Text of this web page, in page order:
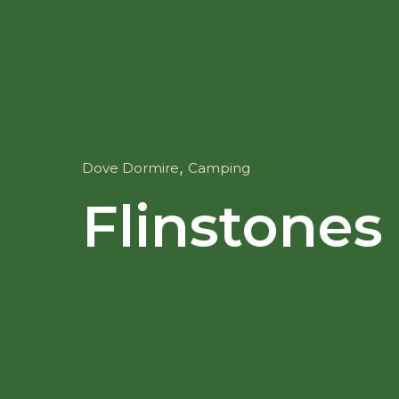
Dove Dormire, Camping